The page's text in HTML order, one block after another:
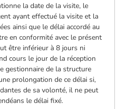
la date de la visite, le
ayant effectué la visite et la
ainsi que le délai accordé au
en conformité avec le présent
être inférieur à 8 jours ni
cours le jour de la réception
gestionnaire de la structure
prolongation de ce délai si,
de sa volonté, il ne peut
le délai fixé.